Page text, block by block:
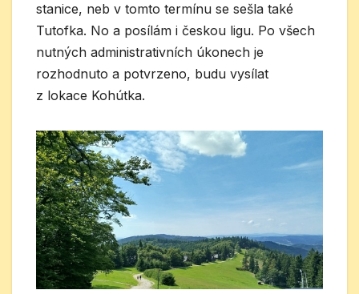
stanice, neb v tomto termínu se sešla také
Tutofka. No a posílám i českou ligu. Po všech
nutných administrativních úkonech je
rozhodnuto a potvrzeno, budu vysílat
z lokace Kohútka.